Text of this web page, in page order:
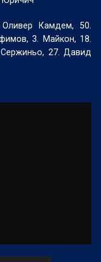
Камдем, 50.
3. Майкон, 18.
27. Давид